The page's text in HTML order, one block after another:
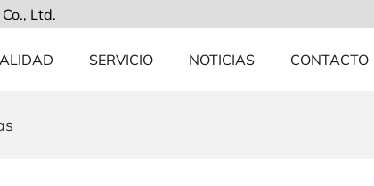
Ltd.
SERVICIO NOTICIAS CONTACTO